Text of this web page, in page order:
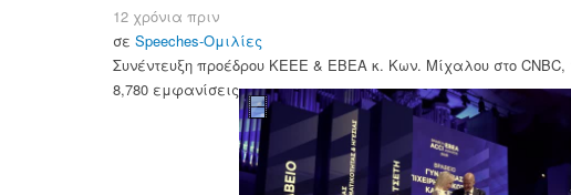
12 χρόνια πριν
σε Speeches-Ομιλίες
Συνέντευξη προέδρου KEEE & ΕΒΕΑ κ. Κων. Μίχαλου στο CNBC,
8,780 εμφανίσεις